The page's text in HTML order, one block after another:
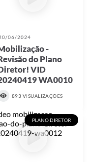
06/2024
-
do Plano
VID
WA0010
893 VISUALIZAÇÕES
PLANO DIRETOR